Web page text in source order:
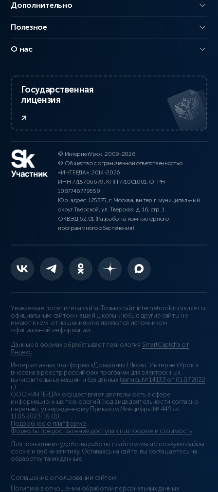
Дополнительно
Полезное
О нас
Государственная
лицензия
© ИнтернетУрок, 2009-2026
© Общество с ограниченной ответственностью
«ИНТЕРДА», 2014-2026
ИНН 7715706679, КПП 771001001, ОГРН
1087746779559
Юр. адрес: 125375, г. Москва, вн.тер.г. муниципальный
округ Тверской, ул. Тверская, д. 16, стр. 1
ОКВЭД 62.01 (Разработка компьютерного
программного обеспечения)
Уважаемые посетители сайта! Только сайт interneturok.ru является
официальным сайтом нашей школы! Любые другие сайты не
имеют к нам отношения и не являются источником
официальной информации.
Данные в формах обрабатывает технология SmartCaptcha от
Яндекс
Интерактивная платформа «Домашняя Школа “ИнтернетУрок”»
внесена в реестр российских программ для электронных
вычислительных машин и баз данных (запись № 14133 от 01.07.2022
г.).
ООО «ИНТЕРДА» осуществляет деятельность в сфере
информационных технологий (код вида деятельности согласно
перечню, утверждённому Приказом Минцифры № 449 от
11.05.2023: 16.01)
Подробнее о платформе.
Форматы предоставления доступа к платформе и стоимость.
Для повышения удобства работы с сайтом мы используем файлы
cookie и веб-аналитику. Оставаясь на сайте, вы соглашаетесь на
обработку таких данных.
Соглашение о пользовании сайтом
Политика в отношении обработки персональных данных